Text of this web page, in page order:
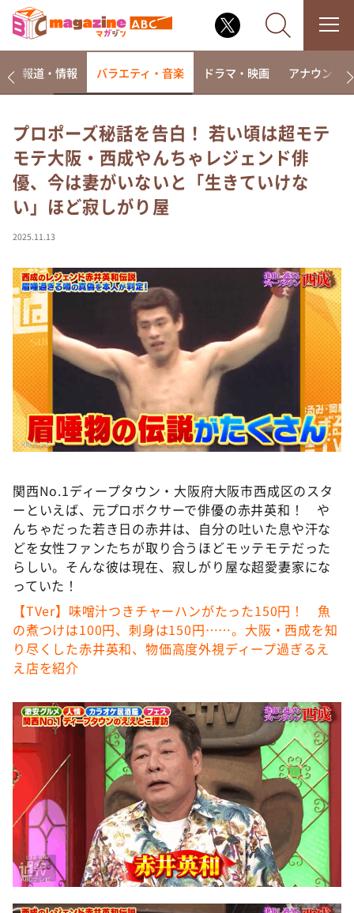
なるみ・岡村の過ぎるTV
相席食堂
これ余談なんですけど・・・
～人生密着トークバラエティ！～ やすとものいたっ
て真剣です
探偵！ナイトスクープ
news おかえり
河合＆A.B.C-Z塚田×福井アナ「なんでやねん！？」
（news おかえり）
DAIGOも台所 ～きょうの献立 何にする？～
本日はダイアンなり！シーズン２
朝だ！生です旅サラダ
教えて！ニュースライブ 正義のミカタ
新婚さんいらっしゃい！
ポツンと一軒家
ザキ山小屋本館
ぺこぱのまるスポ
アナ回覧板
報道・情報 バラエティ・音楽 ドラマ・映画 アナウンサー
プロポーズ秘話を告白！ 若い頃は超モテ
モテ大阪・西成やんちゃレジェンド俳
優、今は妻がいないと「生きていけな
い」ほど寂しがり屋
2025.11.13
関西No.1ディープタウン・大阪府大阪市西成区のスタ
ーといえば、元プロボクサーで俳優の赤井英和！ や
んちゃだった若き日の赤井は、自分の吐いた息や汗な
どを女性ファンたちが取り合うほどモッテモテだった
らしい。そんな彼は現在、寂しがり屋な超愛妻家にな
っていた！
【TVer】味噌汁つきチャーハンがたった150円！ 魚
の煮つけは100円、刺身は150円……。大阪・西成を知
り尽くした赤井英和、物価高度外視ディープ過ぎるえ
え店を紹介